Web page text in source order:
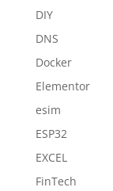
DIY
DNS
Docker
Elementor
esim
ESP32
EXCEL
FinTech